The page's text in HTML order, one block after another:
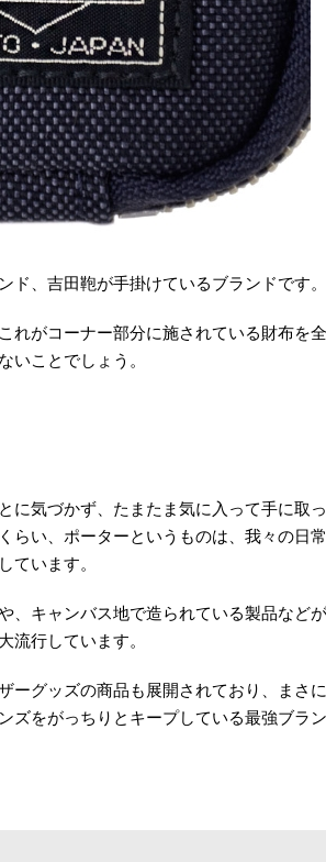
、吉田鞄が手掛けているブランドです。
れがコーナー部分に施されている財布を
いことでしょう。
に気づかず、たまたま気に入って手に取
らい、ポーターというものは、我々の日
ています。
、キャンバス地で造られている製品など
流行しています。
ーグッズの商品も展開されており、まさ
ズをがっちりとキープしている最強ブラ